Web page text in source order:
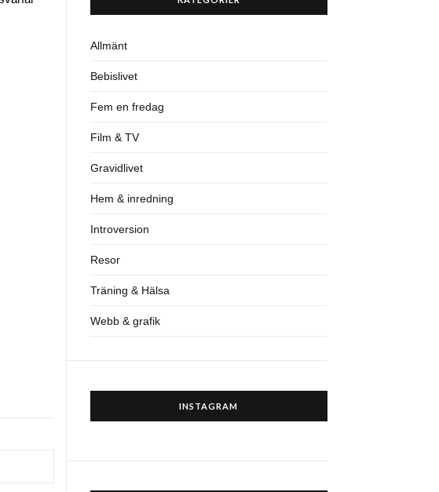
Allmänt
Bebislivet
Fem en fredag
Film & TV
Gravidlivet
Hem & inredning
Introversion
Resor
Träning & Hälsa
Webb & grafik
INSTAGRAM